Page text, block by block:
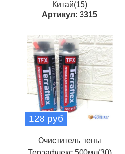
Китай(15)
Артикул: 3315
128 руб
Очиститель пены
Террафлекс 500мл(30)